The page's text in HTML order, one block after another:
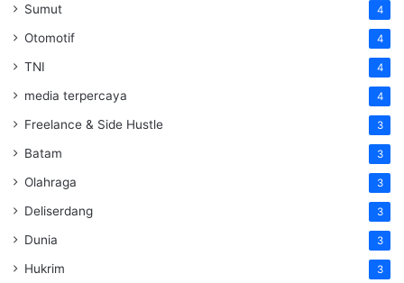
Sumut 4
Otomotif 4
TNI 4
media terpercaya 4
Freelance & Side Hustle 3
Batam 3
Olahraga 3
Deliserdang 3
Dunia 3
Hukrim 3